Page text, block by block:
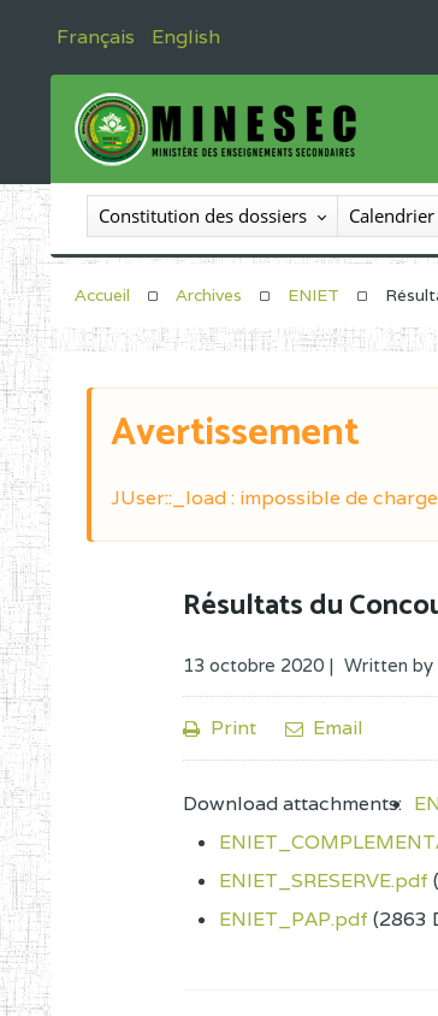
Français English
Constitution des dossiers
Accueil Archives ENIET
Avertissement
JUser::_load : impossible de
Résultats du
13 octobre 2020 | Written by
Print Email
Download attachments:
ENIET_SRESERVE.pdf
ENIET_PAP.pdf (2863